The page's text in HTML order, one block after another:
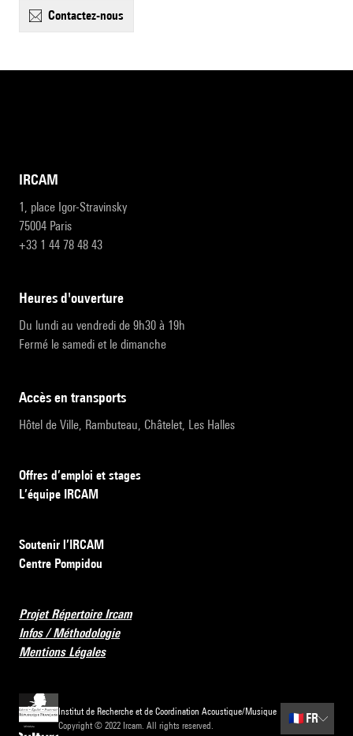
contactez-nous
IRCAM
1, place Igor-Stravinsky
75004 Paris
+33 1 44 78 48 43
heures d'ouverture
Du lundi au vendredi de 9h30 à 19h
Fermé le samedi et le dimanche
accès en transports
Hôtel de Ville, Rambuteau, Châtelet, Les Halles
Offres d’emploi et stages
L’équipe IRCAM
Soutenir l’IRCAM
Centre Pompidou
Projet Répertoire Ircam
Infos / Méthodologie
Mentions Légales
Institut de Recherche et de Coordination Acoustique/Musique
Copyright © 2022 Ircam. All rights reserved.
🇫🇷 FR